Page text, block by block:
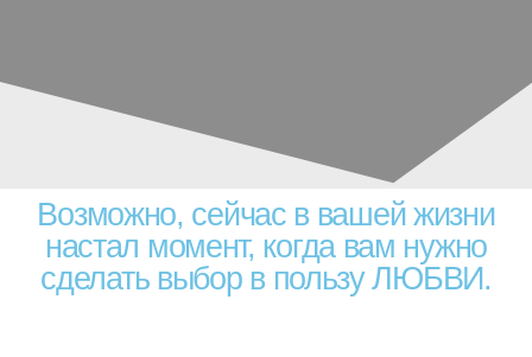
Возможно, сейчас в вашей жизни
настал момент, когда вам нужно
сделать выбор в пользу ЛЮБВИ.